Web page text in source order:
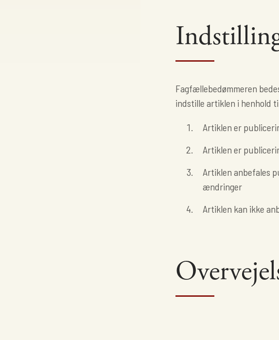
Fagfællebedømmeren
indstille artiklen i henhold
Artiklen er
Artiklen er
Artiklen anbefales
ændringer
Artiklen kan ikke